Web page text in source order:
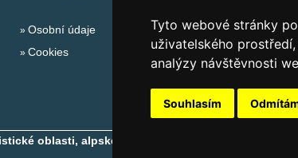
Tyto webové stránky
uživatelského
analýzy návštěvnosti
Souhlasím
Osobní údaje
Cookies
oblasti, alpské ski areály